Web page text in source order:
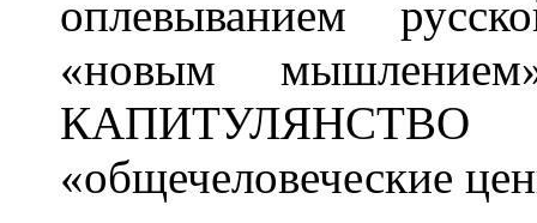
оплевыванием
«новым
«общечеловеческие